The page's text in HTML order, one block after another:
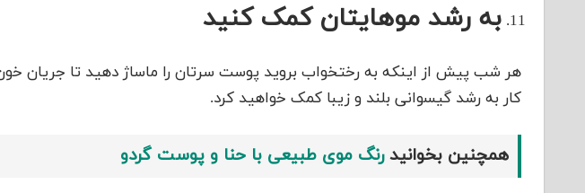
به رشد موهایتان کمک کنید
هر شب پیش از اینکه به رختخواب بروید پوست سرتان را ماساژ دهید تا جریان خون
کار به رشد گیسوانی بلند و زیبا کمک خواهید کرد.
همچنین بخوانیدرنگ موی طبیعی با حنا و پوست گردو